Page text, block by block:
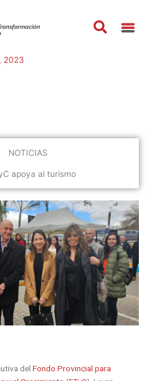
2023
NOTICIAS
apoya al turismo
del Fondo Provincial para